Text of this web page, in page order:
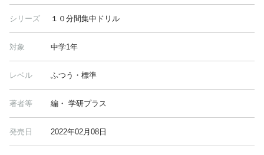
シリーズ １０分間集中ドリル
対象 中学1年
レベル ふつう・標準
著者等 編・ 学研プラス
発売日 2022年02月08日